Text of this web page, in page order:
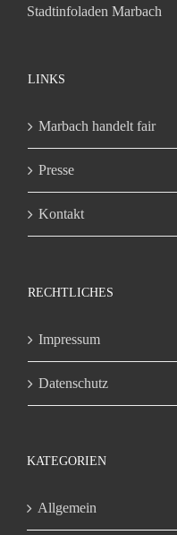
Stadtinfoladen Marbach
LINKS
Marbach handelt fair
Presse
Kontakt
RECHTLICHES
Impressum
Datenschutz
KATEGORIEN
Allgemein